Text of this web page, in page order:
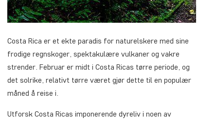
Costa Rica er et ekte paradis for naturelskere med sine
frodige regnskoger, spektakulære vulkaner og vakre
strender. Februar er midt i Costa Ricas tørre periode, og
det solrike, relativt tørre været gjør dette til en populær
måned å reise i.
Utforsk Costa Ricas imponerende dyreliv i noen av